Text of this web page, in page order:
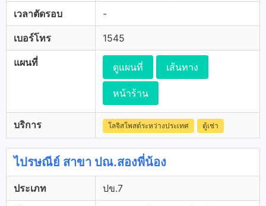
เวลาตัดรอบ -
เบอร์โทร 1545
แผนที่ ดูแผนที่ เส้นทาง
หน้าร้าน
บริการ โลจิสโพสต์ระหว่างประเทศ ตู้เช่า
ไปรษณีย์ สาขา ปณ.สองพี่น้อง
ประเภท ปข.7